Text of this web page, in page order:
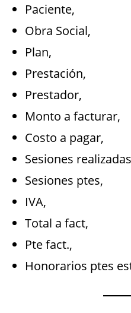
Paciente,
Obra Social,
Plan,
Prestación,
Prestador,
Monto a facturar,
Costo a pagar,
Sesiones
Sesiones ptes,
IVA,
Total a fact,
Pte fact.,
Honorarios ptes